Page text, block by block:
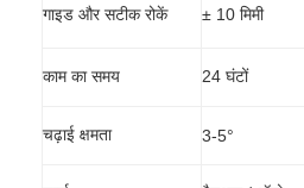
गाइड और सटीक रोकें ± 10 मिमी
काम का समय 24 घंटों
चढ़ाई क्षमता 3-5°